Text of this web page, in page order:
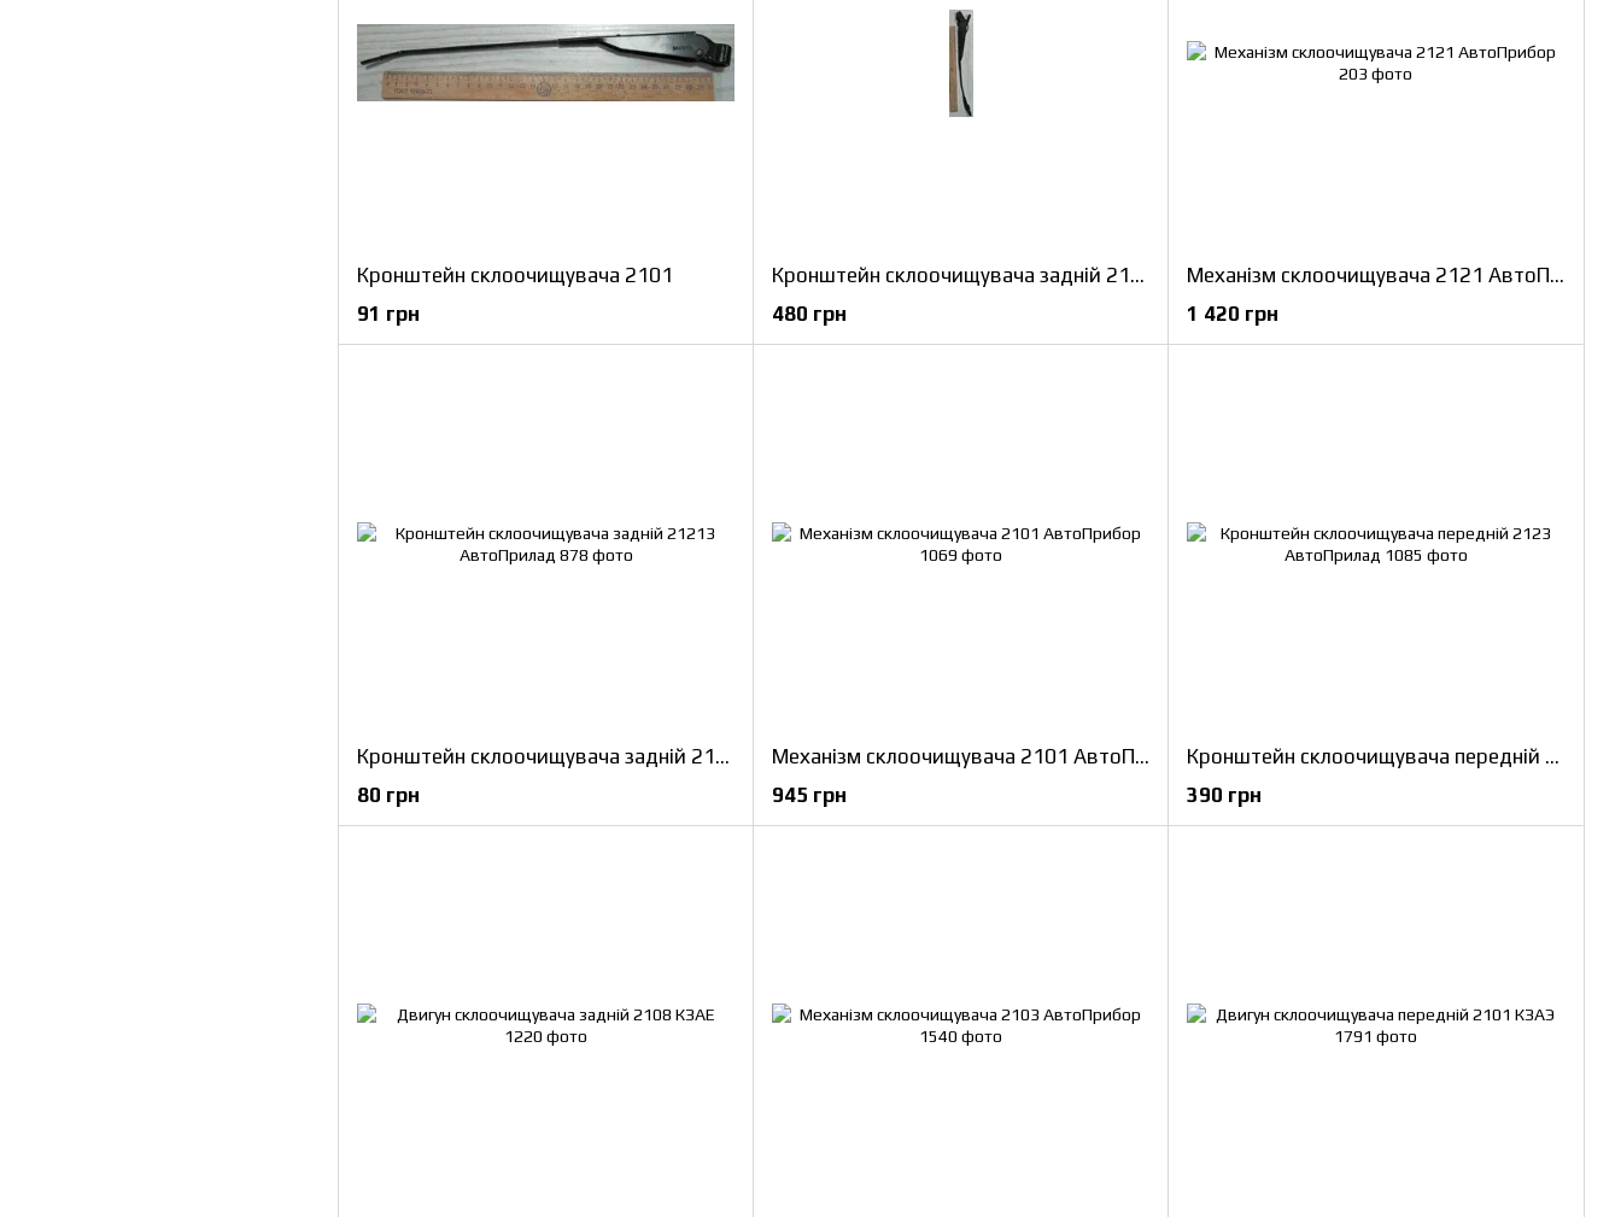
Кронштейн склоочищувача 2101
91 грн
Кронштейн склоочищувача задній 2123
480 грн
Механізм склоочищувача 2121 АвтоПрибор
1 420 грн
Кронштейн склоочищувача задній 21213 АвтоПрилад
80 грн
Механізм склоочищувача 2101 АвтоПрибор
945 грн
Кронштейн склоочищувача передній 2123 АвтоПрилад
390 грн